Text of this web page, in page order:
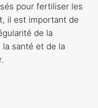
pour fertiliser les
il est important de
de la
santé et de la